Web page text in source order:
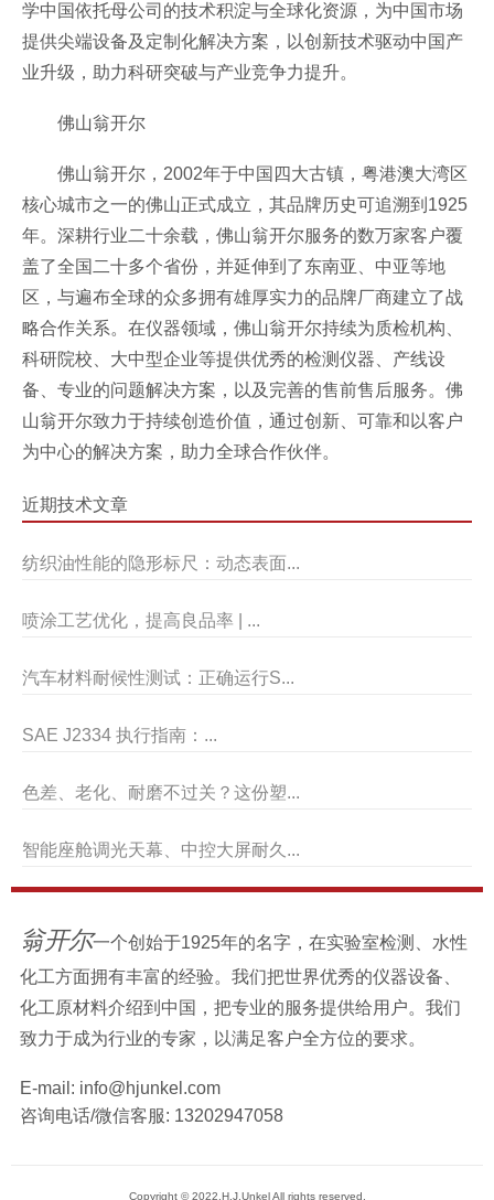
学中国依托母公司的技术积淀与全球化资源，为中国市场
提供尖端设备及定制化解决方案，以创新技术驱动中国产
业升级，助力科研突破与产业竞争力提升。
佛山翁开尔
佛山翁开尔，2002年于中国四大古镇，粤港澳大湾区
核心城市之一的佛山正式成立，其品牌历史可追溯到1925
年。深耕行业二十余载，佛山翁开尔服务的数万家客户覆
盖了全国二十多个省份，并延伸到了东南亚、中亚等地
区，与遍布全球的众多拥有雄厚实力的品牌厂商建立了战
略合作关系。在仪器领域，佛山翁开尔持续为质检机构、
科研院校、大中型企业等提供优秀的检测仪器、产线设
备、专业的问题解决方案，以及完善的售前售后服务。佛
山翁开尔致力于持续创造价值，通过创新、可靠和以客户
为中心的解决方案，助力全球合作伙伴。
近期技术文章
纺织油性能的隐形标尺：动态表面...
喷涂工艺优化，提高良品率 | ...
汽车材料耐候性测试：正确运行S...
SAE J2334 执行指南：...
色差、老化、耐磨不过关？这份塑...
智能座舱调光天幕、中控大屏耐久...
翁开尔一个创始于1925年的名字，在实验室检测、水性
化工方面拥有丰富的经验。我们把世界优秀的仪器设备、
化工原材料介绍到中国，把专业的服务提供给用户。我们
致力于成为行业的专家，以满足客户全方位的要求。
E-mail: info@hjunkel.com
咨询电话/微信客服: 13202947058
Copyright © 2022.H.J.Unkel All rights reserved.